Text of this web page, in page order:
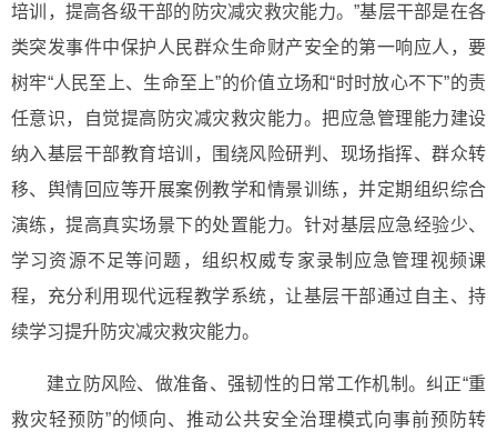
培训，提高各级干部的防灾减灾救灾能力。”基层干部是在各
类突发事件中保护人民群众生命财产安全的第一响应人，要
树牢“人民至上、生命至上”的价值立场和“时时放心不下”的责
任意识，自觉提高防灾减灾救灾能力。把应急管理能力建设
纳入基层干部教育培训，围绕风险研判、现场指挥、群众转
移、舆情回应等开展案例教学和情景训练，并定期组织综合
演练，提高真实场景下的处置能力。针对基层应急经验少、
学习资源不足等问题，组织权威专家录制应急管理视频课
程，充分利用现代远程教学系统，让基层干部通过自主、持
续学习提升防灾减灾救灾能力。
建立防风险、做准备、强韧性的日常工作机制。纠正“重
救灾轻预防”的倾向、推动公共安全治理模式向事前预防转